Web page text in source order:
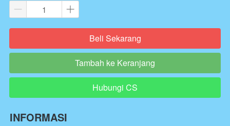
`Beli Sekarang
`
Tambah ke Keranjang
`Hubungi CS
INFORMASI